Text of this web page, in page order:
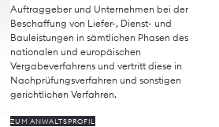
Auftraggeber und Unternehmen bei der
Beschaffung von Liefer-, Dienst- und
Bauleistungen in sämtlichen Phasen des
nationalen und europäischen
Vergabeverfahrens und vertritt diese in
Nachprüfungsverfahren und sonstigen
gerichtlichen Verfahren.
ZUM ANWALTSPROFIL